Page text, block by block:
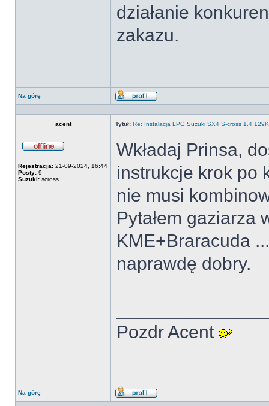
działanie
zakazu.
Na górę
Wyświetl
acent
Tytuł: Re: Instalacja LPG Suzuki SX4 S-cross 1.4
Rejestracja: 21-09-2024, 16:44
Posty: 9
Suzuki: scross
Wkładaj Prinsa,
instrukcje krok po
nie musi
Pytałem gaziarza
KME+Braracuda
naprawdę dobry.
Pozdr Acent
Na górę
Wyświetl